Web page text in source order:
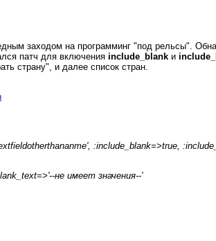
заходом на программинг "под рельсы".
патч для включения include_blank и
страну", и далее список стран.
:include_blank=>true,
не имеет значения--'